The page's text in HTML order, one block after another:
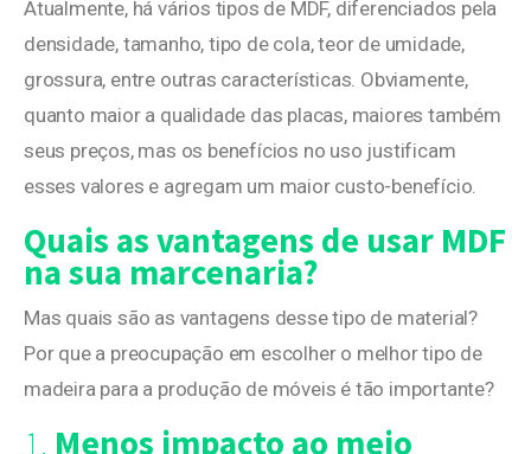
Atualmente, há vários tipos de MDF, diferenciados pela
densidade, tamanho, tipo de cola, teor de umidade,
grossura, entre outras características. Obviamente,
quanto maior a qualidade das placas, maiores também
seus preços, mas os benefícios no uso justificam
esses valores e agregam um maior custo-benefício.
Quais as vantagens de usar MDF
na sua marcenaria?
Mas quais são as vantagens desse tipo de material?
Por que a preocupação em escolher o melhor tipo de
madeira para a produção de móveis é tão importante?
1. Menos impacto ao meio